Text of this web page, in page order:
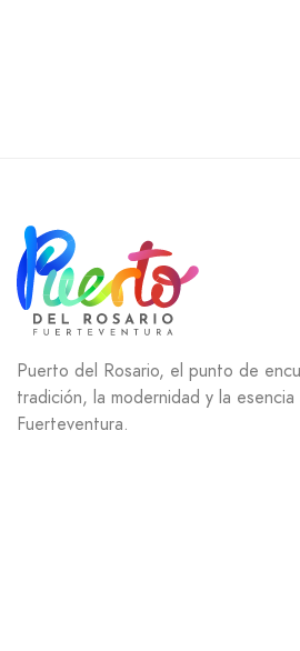
Puerto del Rosario, el punto de
tradición, la modernidad y la
Fuerteventura.